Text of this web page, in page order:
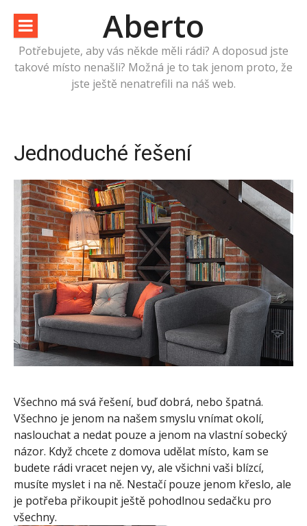
obsah
Aberto
Potřebujete, aby vás někde měli rádi? A doposud jste
takové místo nenašli? Možná je to tak jenom proto, že
jste ještě nenatrefili na náš web.
Jednoduché řešení
Všechno má svá řešení, buď dobrá, nebo špatná.
Všechno je jenom na našem smyslu vnímat okolí,
naslouchat a nedat pouze a jenom na vlastní sobecký
názor. Když chcete z domova udělat místo, kam se
budete rádi vracet nejen vy, ale všichni vaši blízcí,
musíte myslet i na ně. Nestačí pouze jenom křeslo, ale
je potřeba přikoupit ještě pohodlnou sedačku pro
všechny.